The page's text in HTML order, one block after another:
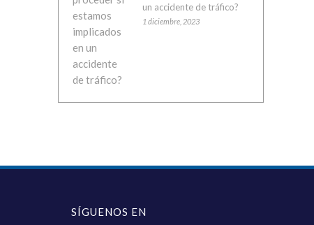
un accidente de tráfico?
1 diciembre, 2023
SÍGUENOS EN